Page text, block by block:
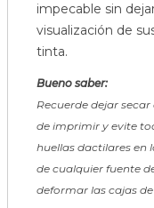
impecable sin
visualización de
tinta.
Bueno saber:
Recuerde dejar
de imprimir y evite
huellas dactilares en
de cualquier fuente
deformar las cajas